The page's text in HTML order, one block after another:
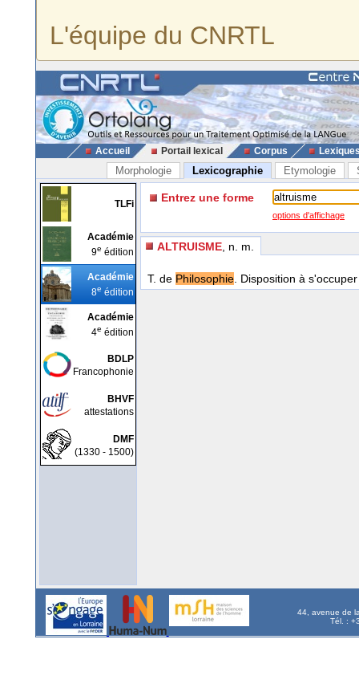
L'équipe du CNRTL
Accueil Portail lexical Corpus
Morphologie Lexicographie Etymologie
TLFi
Académie
9e édition
Académie
8e édition
Académie
4e édition
BDLP
Francophonie
BHVF
attestations
DMF
(1330 - 1500)
Entrez une forme
options d'affichage
ALTRUISME , n. m.
T. de Philosophie. Disposition à
44, avenue de
Tél. :